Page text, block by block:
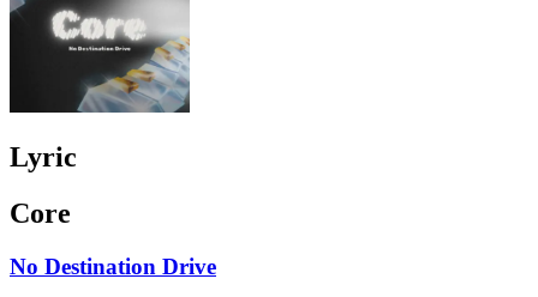
Lyric
Core
No Destination Drive